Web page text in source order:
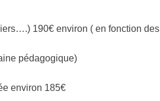
190€ environ ( en fonction des
pédagogique)
environ 185€